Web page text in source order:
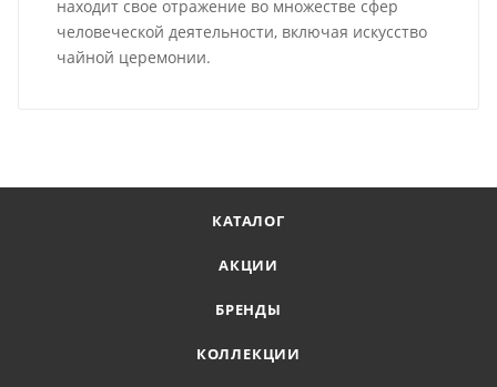
находит свое отражение во множестве сфер
человеческой деятельности, включая искусство
чайной церемонии.
КАТАЛОГ
АКЦИИ
БРЕНДЫ
КОЛЛЕКЦИИ